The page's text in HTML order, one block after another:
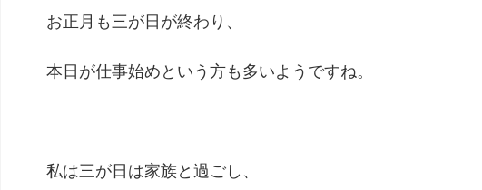
お正月も三が日が終わり、
本日が仕事始めという方も多いようですね。
私は三が日は家族と過ごし、